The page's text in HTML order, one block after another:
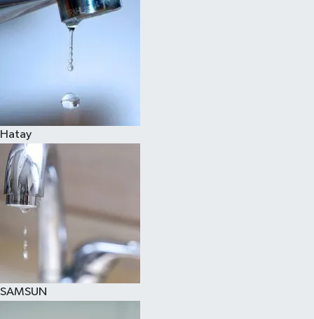
Hatay
SAMSUN